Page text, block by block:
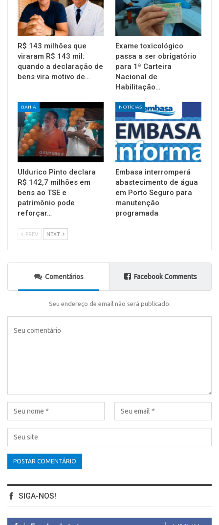
R$ 143 milhões que
viraram R$ 143 mil:
quando a declaração de
bens vira motivo de…
Exame toxicológico
passa a ser obrigatório
para 1ª Carteira
Nacional de
Habilitação…
BAHIA
Uldurico Pinto declara
R$ 142,7 milhões em
bens ao TSE e
patrimônio pode
reforçar…
NOTÍCIAS
Embasa interromperá
abastecimento de água
em Porto Seguro para
manutenção
programada
PREV NEXT
Comentários Facebook Comments
Seu endereço de email não será publicado.
SIGA-NOS!